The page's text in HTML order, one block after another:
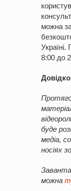
можна
8:00 до
буде
медіа,
носіях
можна